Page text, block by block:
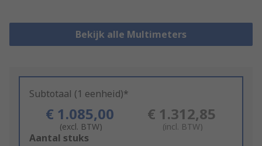
Bekijk alle Multimeters
Subtotaal (1 eenheid)*
€ 1.085,00
(excl. BTW)
€ 1.312,85
(incl. BTW)
Add
Aantal stuks